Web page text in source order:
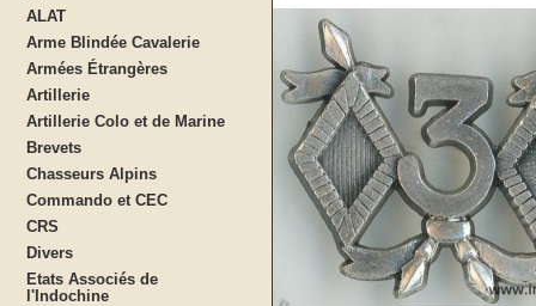
ALAT
Arme Blindée Cavalerie
Armées Étrangères
Artillerie
Artillerie Colo et de Marine
Brevets
Chasseurs Alpins
Commando et CEC
CRS
Divers
Etats Associés de
l'Indochine